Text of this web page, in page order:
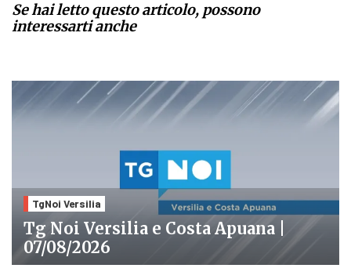
Se hai letto questo articolo, possono
interessarti anche
TgNoi Versilia
Tg Noi Versilia e Costa Apuana |
07/08/2026